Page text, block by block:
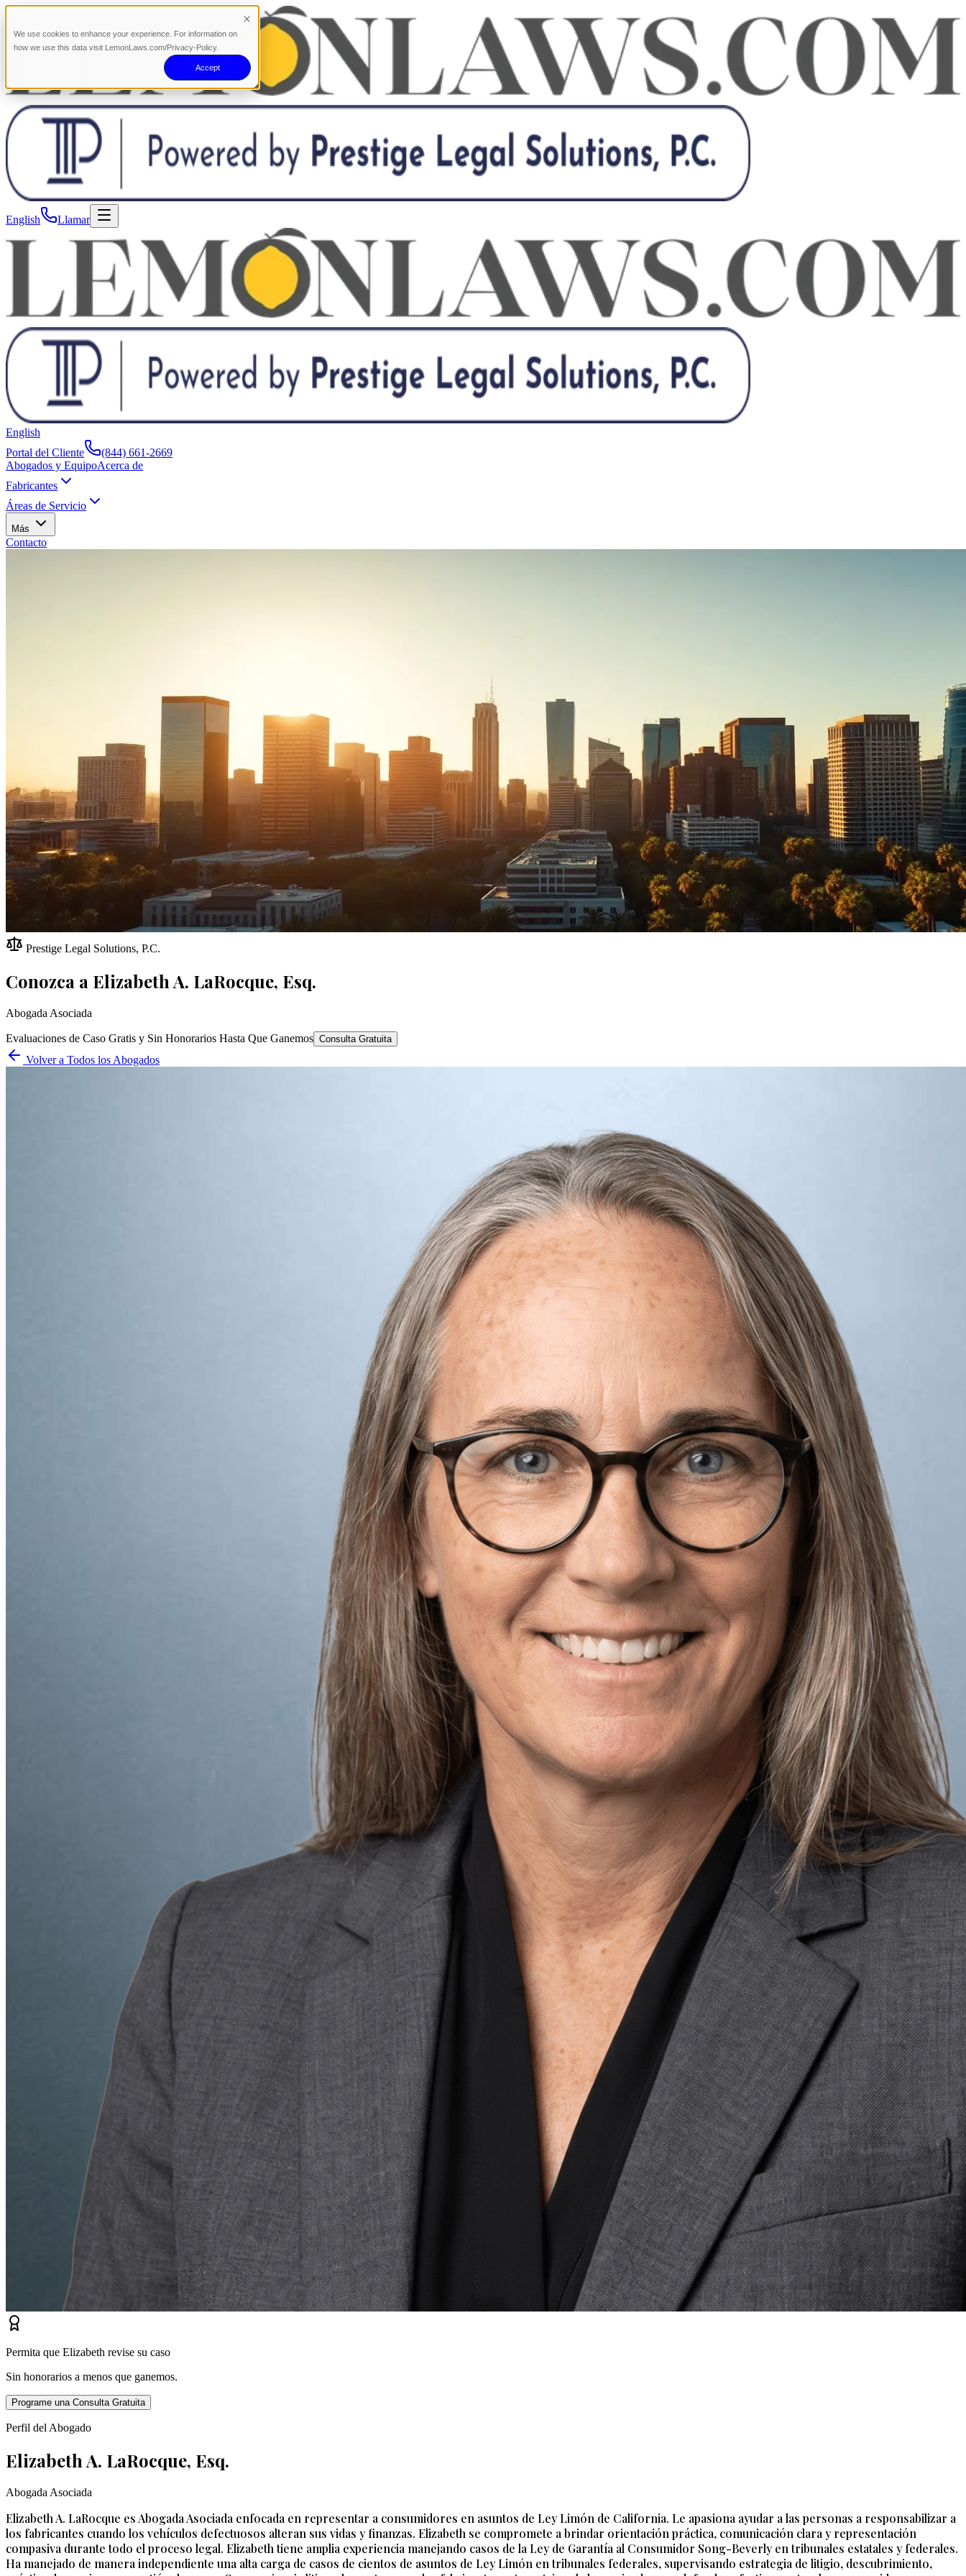
We use cookies to enhance your experience. For information on
how we use this data visit LemonLaws.com/Privacy-Policy.
Accept
English Llamar
English
Portal del Cliente
(844) 661-2669
Abogados y EquipoAcerca de
Fabricantes
Áreas de Servicio
Más
Contacto
Prestige Legal Solutions, P.C.
Conozca a Elizabeth A. LaRocque, Esq.
Abogada Asociada
Evaluaciones de Caso Gratis y Sin Honorarios Hasta Que Ganemos Consulta Gratuita
Volver a Todos los Abogados
Permita que Elizabeth revise su caso
Sin honorarios a menos que ganemos.
Programe una Consulta Gratuita
Perfil del Abogado
Elizabeth A. LaRocque, Esq.
Abogada Asociada
Elizabeth A. LaRocque es Abogada Asociada enfocada en representar a consumidores en asuntos de Ley Limón de California. Le apasiona ayudar a las personas a responsabilizar a
los fabricantes cuando los vehículos defectuosos alteran sus vidas y finanzas. Elizabeth se compromete a brindar orientación práctica, comunicación clara y representación
compasiva durante todo el proceso legal. Elizabeth tiene amplia experiencia manejando casos de la Ley de Garantía al Consumidor Song-Beverly en tribunales estatales y federales.
Ha manejado de manera independiente una alta carga de casos de cientos de asuntos de Ley Limón en tribunales federales, supervisando estrategia de litigio, descubrimiento,